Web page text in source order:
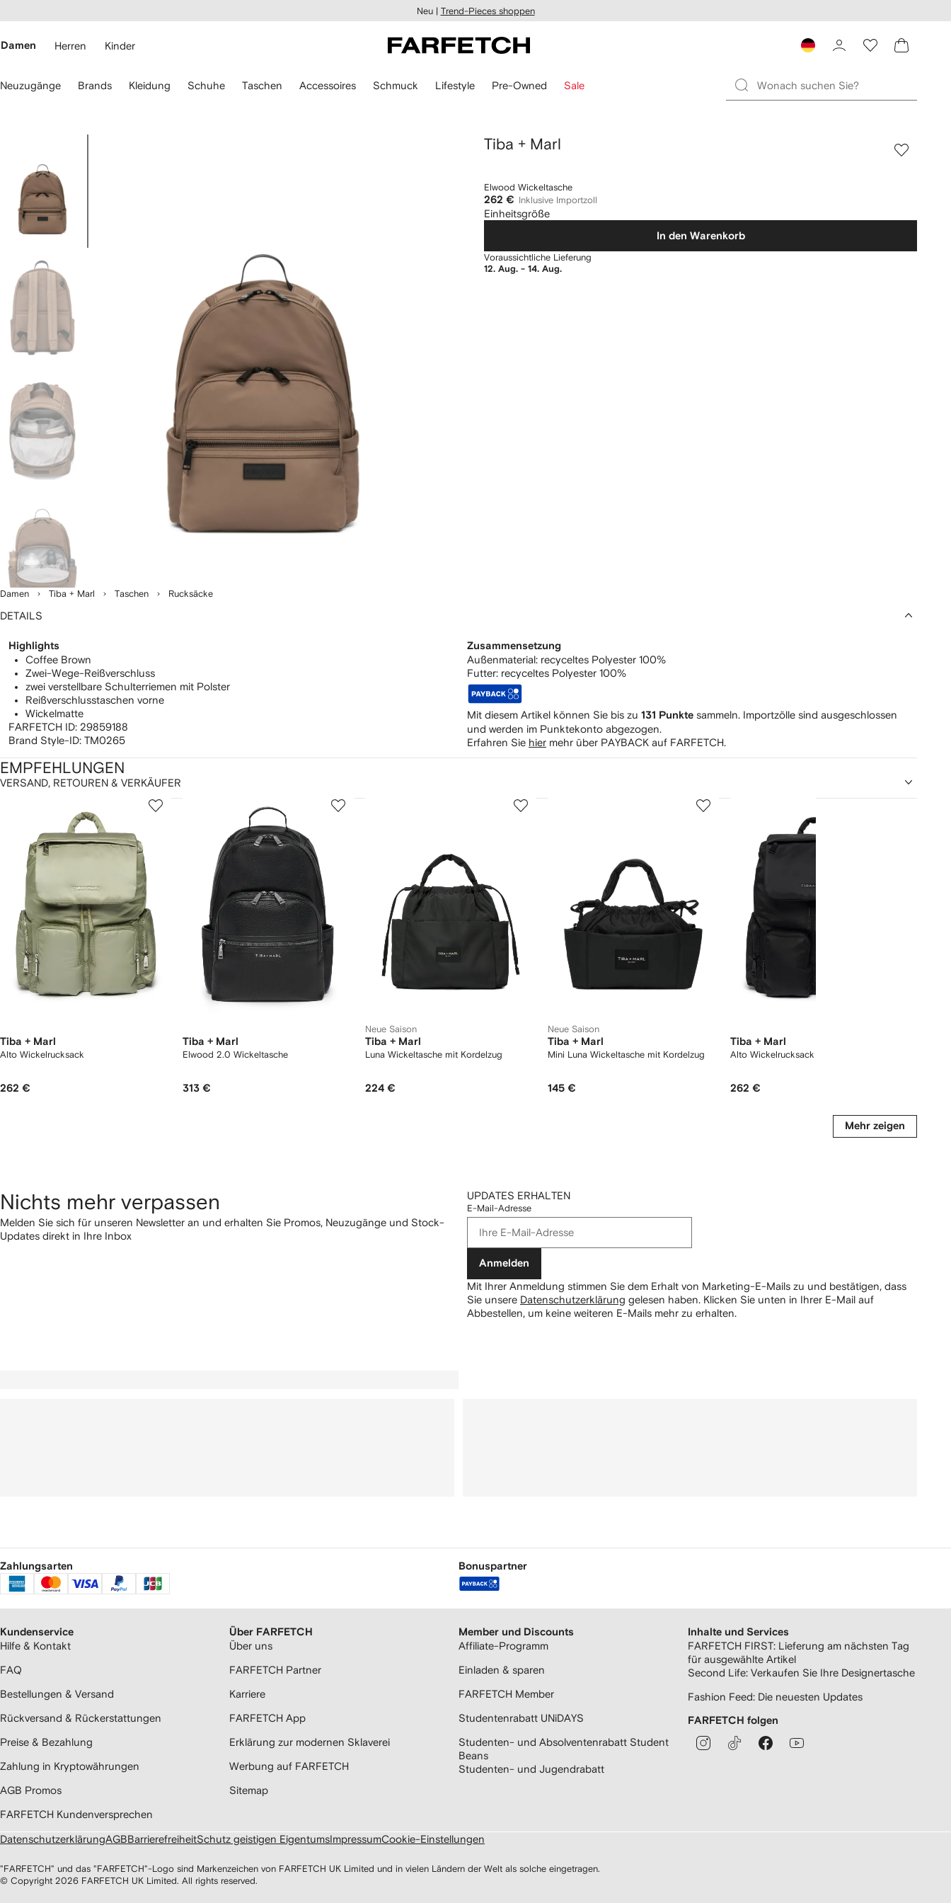
Neu | Trend-Pieces shoppen
Damen Herren Kinder
Neuzugänge Brands Kleidung Schuhe Taschen Accessoires Schmuck Lifestyle Pre-Owned Sale
Damen Tiba + Marl Taschen Rucksäcke
Tiba + Marl
Elwood Wickeltasche
262 € Inklusive Importzoll
Einheitsgröße
In den Warenkorb
Voraussichtliche Lieferung
12. Aug. - 14. Aug.
DETAILS
Highlights
Coffee Brown
Zwei-Wege-Reißverschluss
zwei verstellbare Schulterriemen mit Polster
Reißverschlusstaschen vorne
Wickelmatte
FARFETCH ID: 29859188
Brand Style-ID: TM0265
Zusammensetzung
Außenmaterial: recyceltes Polyester 100%
Futter: recyceltes Polyester 100%
Mit diesem Artikel können Sie bis zu 131 Punkte sammeln. Importzölle sind ausgeschlossen
und werden im Punktekonto abgezogen.
Erfahren Sie hier mehr über PAYBACK auf FARFETCH.
VERSAND, RETOUREN & VERKÄUFER
EMPFEHLUNGEN
Tiba + Marl
Alto Wickelrucksack
262 €
2
Tiba + Marl
Elwood 2.0 Wickeltasche
313 €
3
Neue Saison
Tiba + Marl
Luna Wickeltasche mit Kordelzug
224 €
4
Neue Saison
Tiba + Marl
Mini Luna Wickeltasche mit Kordelzug
145 €
5
Tiba + Marl
Alto Wickelrucksack
262 €
6
Mehr zeigen
Nichts mehr verpassen
Melden Sie sich für unseren Newsletter an und erhalten Sie Promos, Neuzugänge und Stock-
Updates direkt in Ihre Inbox
UPDATES ERHALTEN
E-Mail-Adresse
Anmelden
Mit Ihrer Anmeldung stimmen Sie dem Erhalt von Marketing-E-Mails zu und bestätigen, dass
Sie unsere Datenschutzerklärung gelesen haben. Klicken Sie unten in Ihrer E-Mail auf
Abbestellen, um keine weiteren E-Mails mehr zu erhalten.
Zahlungsarten Bonuspartner
Kundenservice
Hilfe & Kontakt
FAQ
Bestellungen & Versand
Rückversand & Rückerstattungen
Preise & Bezahlung
Zahlung in Kryptowährungen
AGB Promos
FARFETCH Kundenversprechen
Über FARFETCH
Über uns
FARFETCH Partner
Karriere
FARFETCH App
Erklärung zur modernen Sklaverei
Werbung auf FARFETCH
Sitemap
Member und Discounts
Affiliate-Programm
Einladen & sparen
FARFETCH Member
Studentenrabatt UNiDAYS
Studenten- und Absolventenrabatt Student
Beans
Studenten- und Jugendrabatt
Inhalte und Services
FARFETCH FIRST: Lieferung am nächsten Tag
für ausgewählte Artikel
Second Life: Verkaufen Sie Ihre Designertasche
Fashion Feed: Die neuesten Updates
FARFETCH folgen
DatenschutzerklärungAGBBarrierefreiheitSchutz geistigen EigentumsImpressumCookie-Einstellungen
"FARFETCH" und das "FARFETCH"-Logo sind Markenzeichen von FARFETCH UK Limited und in vielen Ländern der Welt als solche eingetragen.
© Copyright 2026 FARFETCH UK Limited. All rights reserved.